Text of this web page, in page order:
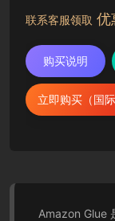
联系客服领取 优
购买说明
立即购买（国际
Amazon Glue